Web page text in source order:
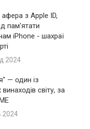
з Apple ID,
пам'ятати
iPhone - шахраї
2024
— один із
світу, за
2024